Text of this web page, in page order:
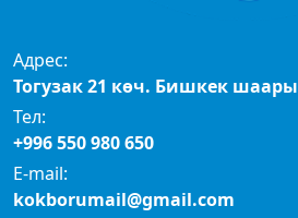
Адрес:
Тогузак 21 көч. Бишкек шаары
Тел:
+996 550 980 650
E-mail:
kokborumail@gmail.com